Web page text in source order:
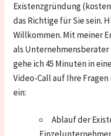
Existenzgründung
das Richtige für Sie sein.
Willkommen. Mit meiner
als
gehe ich 45 Minuten in
Video-Call auf Ihre
ein:
Ablauf der